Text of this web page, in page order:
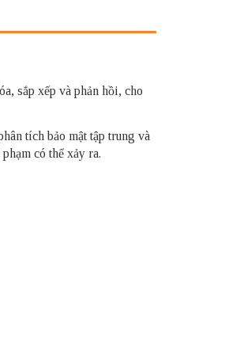
sắp xếp và phản hồi, cho
tích bảo mật tập trung và
có thể xảy ra.